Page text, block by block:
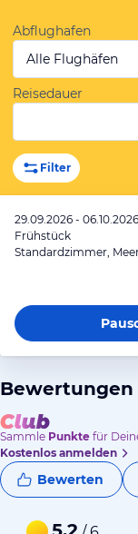
Abflughafen
Alle Flughäfen
Reisedauer
Filter
29.09.2026 - 06.10.2026
Frühstück
Standardzimmer,
Bewertungen
Sammle Punkte für
Kostenlos anmelden
Bewerten